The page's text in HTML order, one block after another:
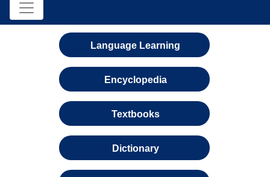
Language Learning
Encyclopedia
Textbooks
Dictionary